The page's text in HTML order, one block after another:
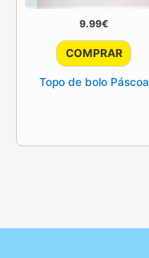
9.99€
COMPRAR
Topo de bolo Páscoa